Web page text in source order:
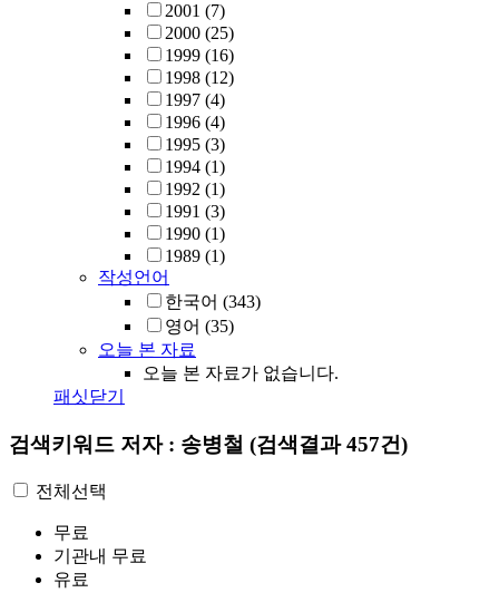
2001 (7)
2000 (25)
1999 (16)
1998 (12)
1997 (4)
1996 (4)
1995 (3)
1994 (1)
1992 (1)
1991 (3)
1990 (1)
1989 (1)
작성언어
한국어 (343)
영어 (35)
오늘 본 자료
오늘 본 자료가 없습니다.
패싯닫기
검색키워드 저자 : 송병철 (검색결과 457건)
전체선택
무료
기관내 무료
유료